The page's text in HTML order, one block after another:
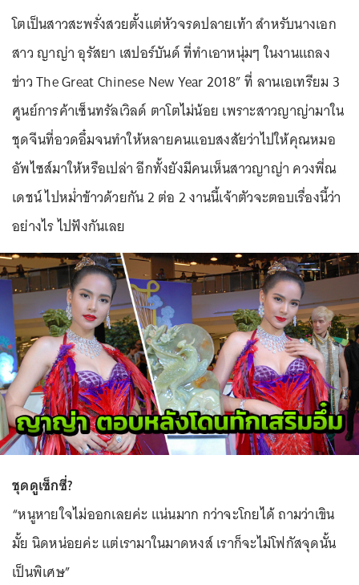
โตเป็นสาวสะพรั่งสวยตั้งแต่หัวจรดปลายเท้า สำหรับนางเอก
สาว ญาญ่า อุรัสยา เสปอร์บันด์ ที่ทำเอาหนุ่มๆ ในงานแถลง
ข่าว The Great Chinese New Year 2018” ที่ ลานเอเทรียม 3
ศูนย์การค้าเซ็นทรัลเวิลด์ ตาโตไม่น้อย เพราะสาวญาญ่ามาใน
ชุดจีนที่อวดอึ๋มจนทำให้หลายคนแอบสงสัยว่าไปให้คุณหมอ
อัพไซส์มาให้หรือเปล่า อีกทั้งยังมีคนเห็นสาวญาญ่า ควงพี่ณ
เดชน์ ไปหม่ำข้าวด้วยกัน 2 ต่อ 2 งานนี้เจ้าตัวจะตอบเรื่องนี้ว่า
อย่างไร ไปฟังกันเลย
ชุดดูเซ็กซี่?
“หนูหายใจไม่ออกเลยค่ะ แน่นมาก กว่าจะโกยได้ ถามว่าเขิน
มั้ย นิดหน่อยค่ะ แต่เรามาในมาดหงส์ เราก็จะไม่โฟกัสจุดนั้น
เป็นพิเศษ”